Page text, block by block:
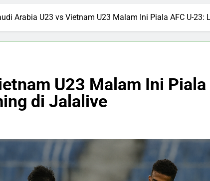
Arabia U23 vs Vietnam U23 Malam Ini Piala AFC U-23:
U23 Malam Ini Piala
di Jalalive